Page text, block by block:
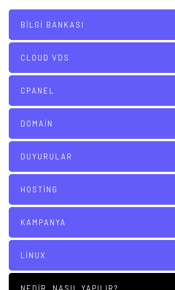
BILGI BANKASI
CLOUD VDS
CPANEL
DOMAIN
DUYURULAR
HOSTING
KAMPANYA
LINUX